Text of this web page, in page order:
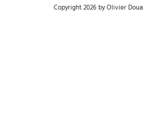
Copyright 2026 by Olivier